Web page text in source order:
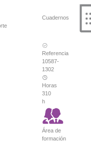
Cuadernos
Referencia
10587-
1302
Horas
310
h
Área de
formación